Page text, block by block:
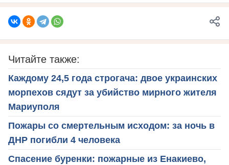
Читайте также:
Каждому 24,5 года строгача: двое украинских
морпехов сядут за убийство мирного жителя
Мариуполя
Пожары со смертельным исходом: за ночь в
ДНР погибли 4 человека
Спасение буренки: пожарные из Енакиево,